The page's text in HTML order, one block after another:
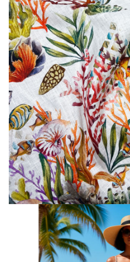
Шитьё
Шифон
Штапель
Экокожа